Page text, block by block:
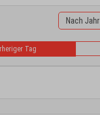
Nach Jahr
Tag